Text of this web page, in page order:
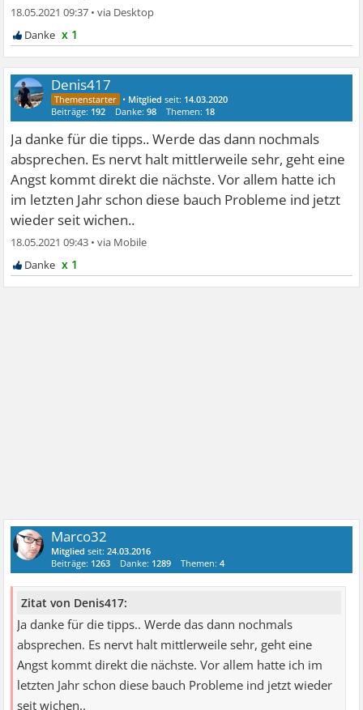
18.05.2021 09:37 •
x 1
Denis417
• Mitglied seit: 14.03.2020
Beiträge: 192 Danke:98 Themen: 18
Ja danke für die tipps.. Werde das dann nochmals
absprechen. Es nervt halt mittlerweile sehr, geht eine
Angst kommt direkt die nächste. Vor allem hatte ich
im letzten Jahr schon diese bauch Probleme ind jetzt
wieder seit wichen..
18.05.2021 09:43 •
x 1
Marco32
Mitglied seit:24.03.2016
Beiträge: 1263 Danke: 1289 Themen:4
Zitat von Denis417:
Ja danke für die tipps.. Werde das dann nochmals
absprechen. Es nervt halt mittlerweile sehr, geht eine
Angst kommt direkt die nächste. Vor allem hatte ich im
letzten Jahr schon diese bauch Probleme ind jetzt wieder
seit wichen..